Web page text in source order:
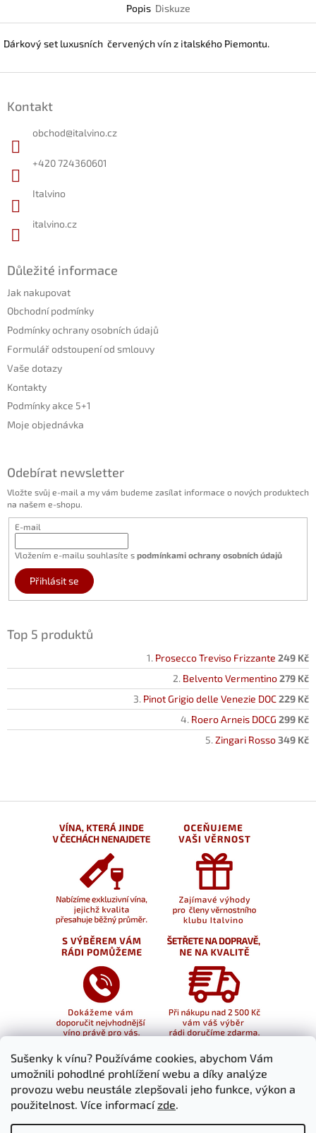
Sušenky k vínu? Používáme cookies, abychom Vám
umožnili pohodlné prohlížení webu a díky analýze
provozu webu neustále zlepšovali jeho funkce, výkon a
použitelnost. Více informacízde.
Popis Diskuze
Dárkový set luxusních červených vín z italského Piemontu.
Kontakt
obchod@italvino.cz
+420 724360601
Italvino
italvino.cz
Důležité informace
Jak nakupovat
Obchodní podmínky
Podmínky ochrany osobních údajů
Formulář odstoupení od smlouvy
Vaše dotazy
Kontakty
Podmínky akce 5+1
Moje objednávka
Odebírat newsletter
Vložte svůj e-mail a my vám budeme zasílat informace o nových produktech
na našem e-shopu.
E-mail
Vložením e-mailu souhlasíte s podmínkami ochrany osobních údajů
Přihlásit se
Top 5 produktů
Prosecco Treviso Frizzante 249 Kč
Belvento Vermentino279 Kč
Pinot Grigio delle Venezie DOC229 Kč
Roero Arneis DOCG 299 Kč
Zingari Rosso349 Kč